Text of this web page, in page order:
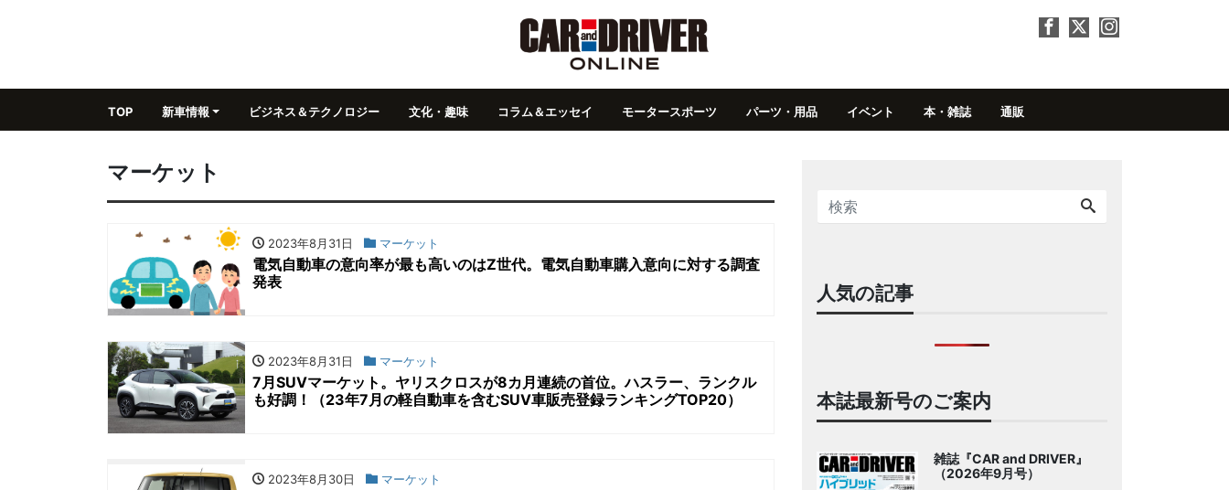
TOP 新車情報 ビジネス＆テクノロジー 文化・趣味 コラム＆エッセイ モータースポーツ パーツ・用品 イベント 本・雑誌 通販
マーケット
2023年8月31日 マーケット
電気自動車の意向率が最も高いのはZ世代。電気自動車購入意向に対する調査
発表
2023年8月31日 マーケット
7月SUVマーケット。ヤリスクロスが8カ月連続の首位。ハスラー、ランクル
も好調！（23年7月の軽自動車を含むSUV車販売登録ランキングTOP20）
2023年8月30日 マーケット
人気の記事
本誌最新号のご案内
雑誌『CAR and DRIVER』
（2026年9月号）